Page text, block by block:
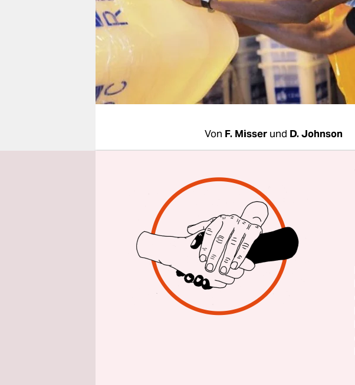
fragen & hilfe
unterstützen
genossenschaft
epaper login
Von F. Misser und D. Johnson
|
Demokratischen Republik
Parlaments- und
Nachdem bereits Kongos
Joseph Kabila Korruption
Kritik laut: Der britische
Regierung habe
des Präsidenten veräußert.